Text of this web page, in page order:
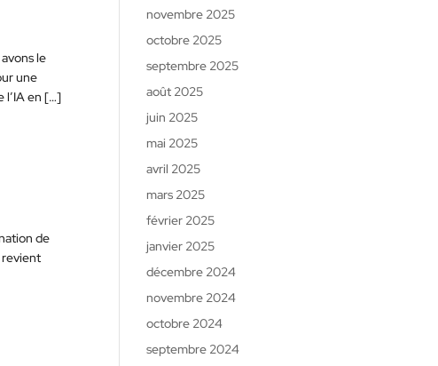
le
une
l’IA en […]
de
revient
novembre 2025
octobre 2025
septembre 2025
août 2025
juin 2025
mai 2025
avril 2025
mars 2025
février 2025
janvier 2025
décembre 2024
novembre 2024
octobre 2024
septembre 2024